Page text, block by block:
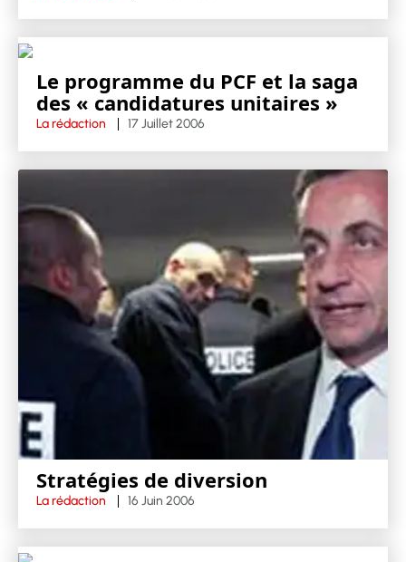
Le programme du PCF et la saga
des « candidatures unitaires »
La rédaction 17 Juillet 2006
Stratégies de diversion
La rédaction 16 Juin 2006